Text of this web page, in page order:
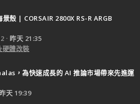
景殼 | CORSAIR 2800X RS-R ARGB
昨天 21:35
硬體改裝
，為快速成長的 AI 推論市場帶來先進運
昨天 19:39